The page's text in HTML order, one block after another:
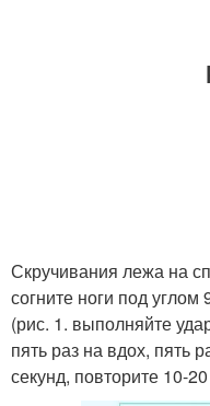
Скручивания лежа на
согните ноги под
(рис. 1. выполняйте
пять раз на вдох, пять
секунд, повторите 10-